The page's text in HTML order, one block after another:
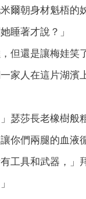
米爾朝身材魁梧的
睡著才說？」
但還是讓梅娃笑
家人在這片湖濱
」瑟莎長老橡樹般
你們兩腿的血液
有工具和武器，」